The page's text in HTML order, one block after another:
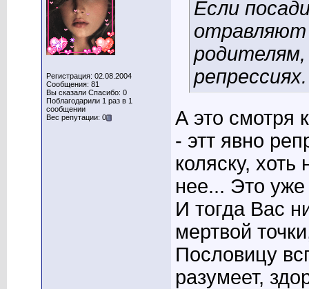
Регистрация: 02.08.2004
Сообщения: 81
Вы сказали Спасибо: 0
Поблагодарили 1 раз в 1
сообщении
Вес репутации: 0
Если
отравляют
репрессиях.
А это смотря
- этт явно
коляску,
нее... Это
И тогда Вас
мертвой
Пословицу
разумеет,